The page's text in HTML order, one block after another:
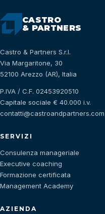
CASTRO
& PARTNERS
Castro & Partners S.r.l.
Via Margaritone, 30
52100 Arezzo (AR), Italia
P.IVA / C.F. 02453920510
Capitale sociale € 40.000 i.v.
contatti@castroandpartners.com
SERVIZI
Consulenza manageriale
Executive coaching
Formazione certificata
Management Academy
AZIENDA